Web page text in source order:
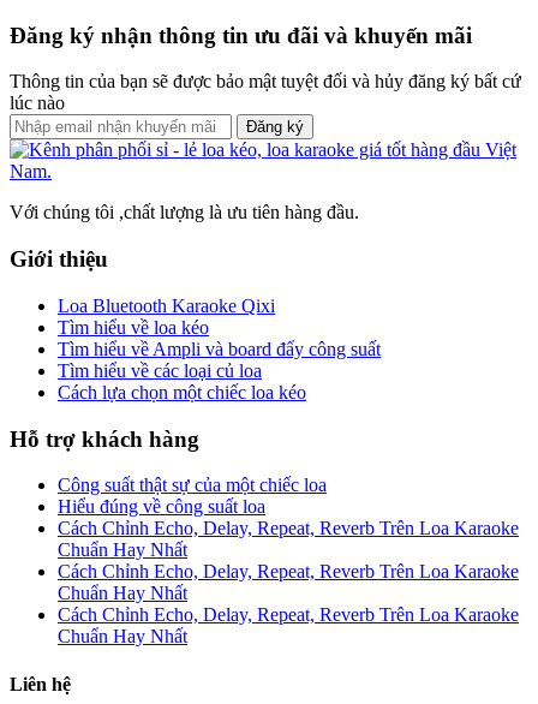
Đăng ký nhận thông tin ưu đãi và khuyến mãi
Thông tin của bạn sẽ được bảo mật tuyệt đối và hủy đăng ký bất cứ
lúc nào
Đăng ký
Với chúng tôi ,chất lượng là ưu tiên hàng đầu.
Giới thiệu
Loa Bluetooth Karaoke Qixi
Tìm hiểu về loa kéo
Tìm hiểu về Ampli và board đẩy công suất
Tìm hiểu về các loại củ loa
Cách lựa chọn một chiếc loa kéo
Hỗ trợ khách hàng
Công suất thật sự của một chiếc loa
Hiểu đúng về công suất loa
Cách Chỉnh Echo, Delay, Repeat, Reverb Trên Loa Karaoke
Chuẩn Hay Nhất
Cách Chỉnh Echo, Delay, Repeat, Reverb Trên Loa Karaoke
Chuẩn Hay Nhất
Cách Chỉnh Echo, Delay, Repeat, Reverb Trên Loa Karaoke
Chuẩn Hay Nhất
Liên hệ